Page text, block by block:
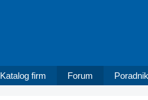
Katalog firm Forum